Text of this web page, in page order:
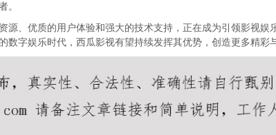
。
源、优质的用户体验和强大的技术支持，正在成为引领影视
数字娱乐时代，西瓜影视有望持续发挥其优势，创造更多精彩